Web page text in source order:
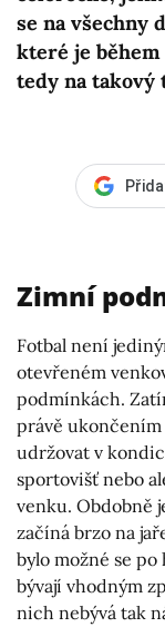
se na všechny
které je během
tedy na
Zimní
Fotbal není
otevřeném
podmínkách.
právě ukončením
udržovat v
sportovišť nebo
venku. Obdobně
začíná brzo na
bylo možné se
bývají vhodným
nich nebývá tak